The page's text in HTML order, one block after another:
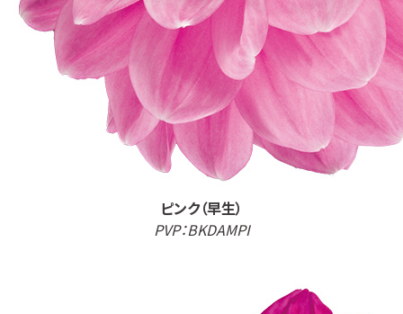
ピンク（早生）
PVP：BKDAMPI